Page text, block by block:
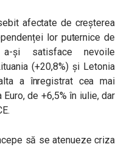
afectate de creșterea
lor puternice de
și satisface nevoile
(+20,8%) și Letonia
a înregistrat cea mai
de +6,5% în iulie, dar
să se atenueze criza